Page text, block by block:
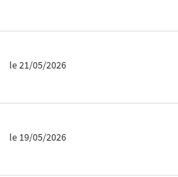
le 21/05/2026
le 19/05/2026